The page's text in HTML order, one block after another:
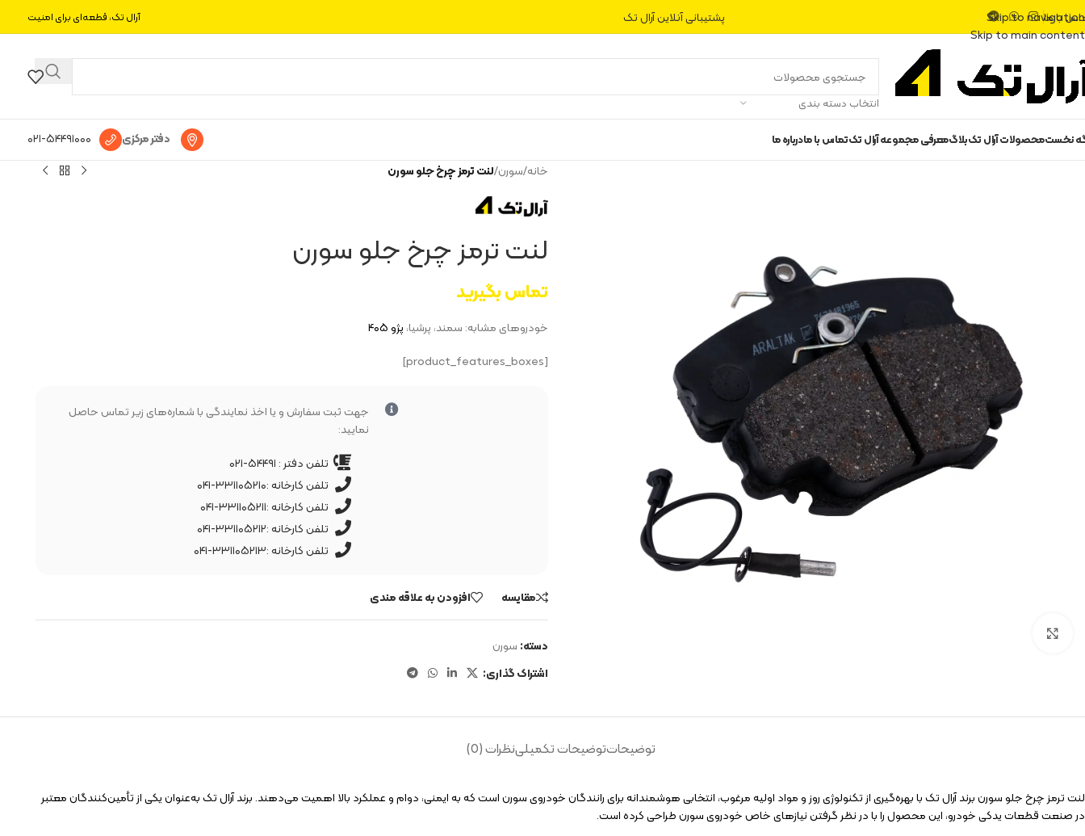
Skip to navigation
Skip to main content
با ما پشتیبانی آنلاین آرال تک آرال تک، قطعه‌ای برای امنیت
انتخاب دسته بندی
نخستمحصولات آرال تکبلاگمعرفی مجموعه آرال تکتماس با مادرباره ما دفتر مرکزی ۰۲۱-۵۴۴۹۱۰۰۰
خانه/سورن/لنت ترمز چرخ جلو سورن
لنت ترمز چرخ جلو سورن
تماس بگیرید
خودروهای مشابه: سمند، پرشیا، پژو ۴۰۵
[product_features_boxes]
جهت ثبت سفارش و یا اخذ نمایندگی با شماره‌های زیر تماس حاصل
نمایید:
تلفن دفتر : ۵۴۴۹۱-۰۲۱
تلفن کارخانه :۳۳۱۱۰۵۲۱۰-۰۴۱
تلفن کارخانه :۳۳۱۱۰۵۲۱۱-۰۴۱
تلفن کارخانه :۳۳۱۱۰۵۲۱۲-۰۴۱
تلفن کارخانه :۳۳۱۱۰۵۲۱۳-۰۴۱
مقایسه افزودن به علاقه مندی
دسته: سورن
اشتراک گذاری:
توضیحاتتوضیحات تکمیلینظرات (0)
لنت ترمز چرخ جلو سورن برند آرال تک با بهره‌گیری از تکنولوژی روز و مواد اولیه مرغوب، انتخابی هوشمندانه برای رانندگان خودروی سورن است که به ایمنی، دوام و عملکرد بالا اهمیت می‌دهند. برند آرال تک به‌عنوان یکی از تأمین‌کنندگان معتبر
در صنعت قطعات یدکی خودرو، این محصول را با در نظر گرفتن نیازهای خاص خودروی سورن طراحی کرده است.